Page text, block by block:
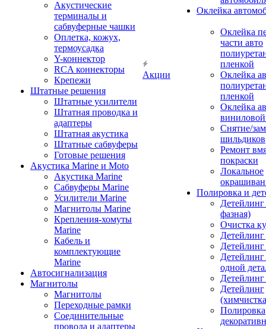
Акустические
терминалы и
сабвуферные чашки
Оплетка, кожух,
термоусадка
Y-коннектор
RCA коннекторы
Крепежи
Штатные решения
Штатные усилители
Штатная проводка и
адаптеры
Штатная акустика
Штатные сабвуферы
Готовые решения
Акустика Marine и Moto
Акустика Marine
Сабвуферы Marine
Усилители Marine
Магнитолы Marine
Крепления-хомуты
Marine
Кабель и
комплектующие
Marine
Автосигнализация
Магнитолы
Магнитолы
Переходные рамки
Соединительные
провода и адаптеры
Акции
Оклейка
Оклейка
части авто
пленкой
Оклейка
пленкой
Оклейка
Снятие/
шильдиков
Ремонт
покраски
Локальное
Полировка и
фазная)
Очистка
Детейлинг
одной
Детейлинг
Полировка